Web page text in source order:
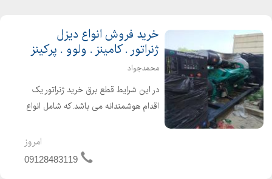
خرید فروش انواع دیزل
ژنراتور . کامینز . ولوو . پرکینز
محمدجواد
در این شرایط قطع برق خرید ژنراتور یک
اقدام هوشمندانه می باشد.که شامل انواع
کاترپیلار . دویتس . لوول . یو چای . وی
چای . تلک . مان . در توان های مختلف
امروز
09128483119